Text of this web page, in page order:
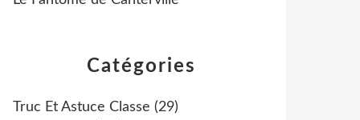
Catégories
Truc Et Astuce Classe (29)